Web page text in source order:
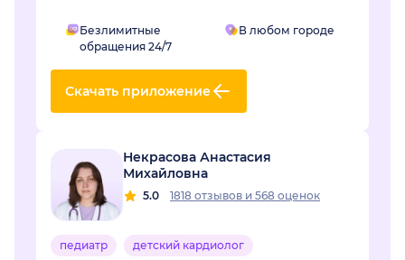
Безлимитные
обращения 24/7
В любом городе
Скачать приложение
Некрасова Анастасия
Михайловна
5.0 1818 отзывов и 568 оценок
педиатр детский кардиолог